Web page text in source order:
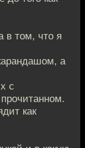
в том, что я
а
с
как